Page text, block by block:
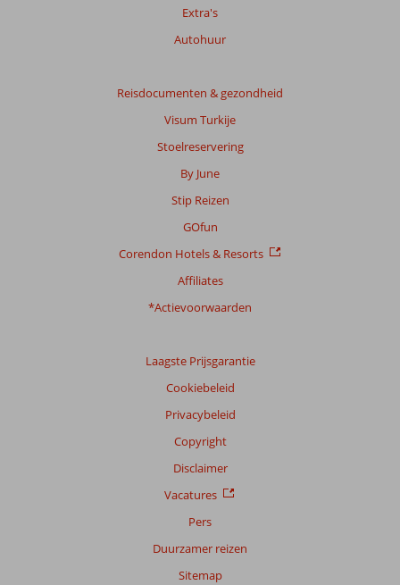
Extra's
Autohuur
Reisdocumenten & gezondheid
Visum Turkije
Stoelreservering
By June
Stip Reizen
GOfun
Corendon Hotels & Resorts
Affiliates
*Actievoorwaarden
Laagste Prijsgarantie
Cookiebeleid
Privacybeleid
Copyright
Disclaimer
Vacatures
Pers
Duurzamer reizen
Sitemap